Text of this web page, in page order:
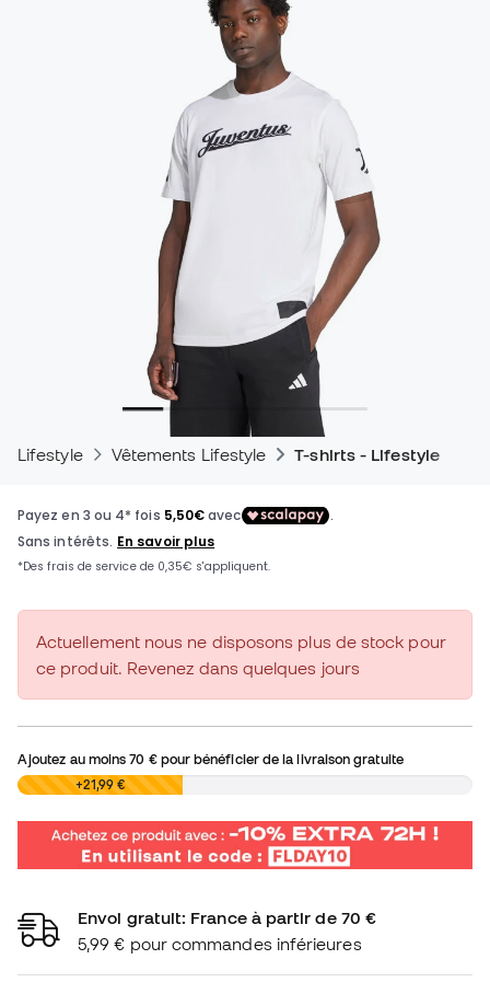
Lifestyle Vêtements Lifestyle T-shirts - Lifestyle
Actuellement nous ne disposons plus de stock pour
ce produit. Revenez dans quelques jours
Ajoutez au moins70 €pour bénéficier de la livraison gratuite
0,00 € +21,99 €
Envoi gratuit: France à partir de 70 €
5,99 € pour commandes inférieures